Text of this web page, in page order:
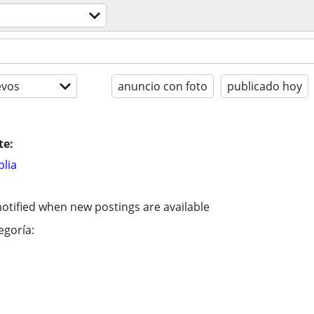
anuncio con foto publicado hoy
when new postings are available